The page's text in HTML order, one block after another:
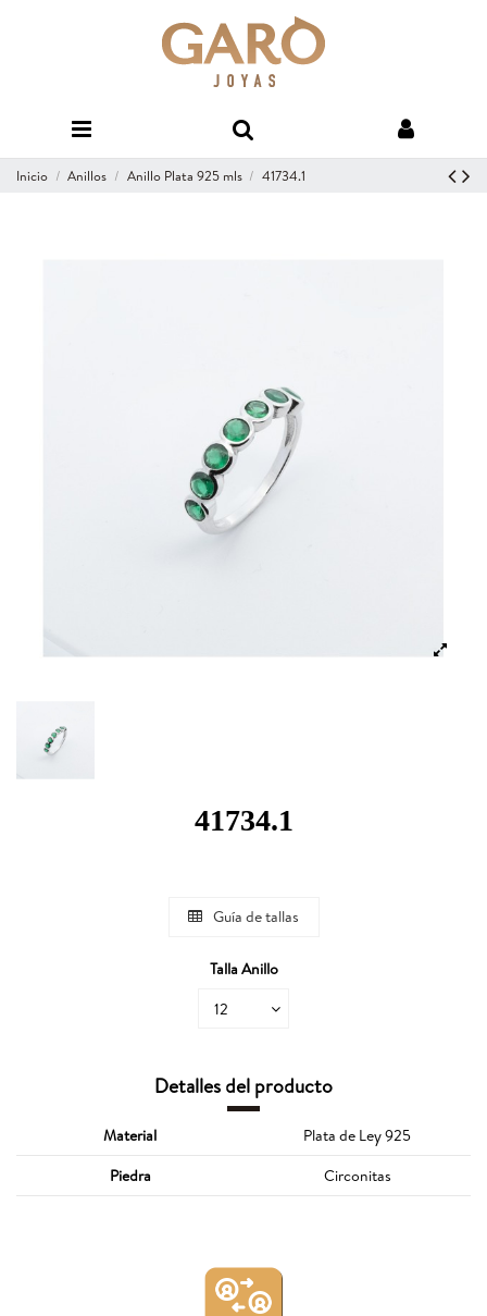
Inicio Anillos Anillo Plata 925 mls 41734.1
41734.1
Guía de tallas
Talla Anillo
Detalles del producto
Material
Plata de Ley 925
Piedra
Circonitas